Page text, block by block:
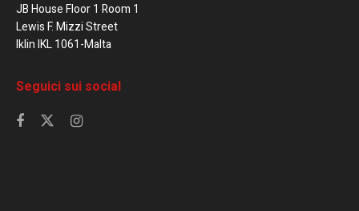
JB House Floor 1 Room 1
Lewis F. Mizzi Street
Iklin IKL 1061-Malta
Seguici sui social